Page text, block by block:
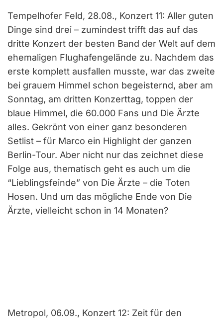
Tempelhofer Feld, 28.08., Konzert 11: Aller guten
Dinge sind drei – zumindest trifft das auf das
dritte Konzert der besten Band der Welt auf dem
ehemaligen Flughafengelände zu. Nachdem das
erste komplett ausfallen musste, war das zweite
bei grauem Himmel schon begeisternd, aber am
Sonntag, am dritten Konzerttag, toppen der
blaue Himmel, die 60.000 Fans und Die Ärzte
alles. Gekrönt von einer ganz besonderen
Setlist – für Marco ein Highlight der ganzen
Berlin-Tour. Aber nicht nur das zeichnet diese
Folge aus, thematisch geht es auch um die
“Lieblingsfeinde” von Die Ärzte – die Toten
Hosen. Und um das mögliche Ende von Die
Ärzte, vielleicht schon in 14 Monaten?
Metropol, 06.09., Konzert 12: Zeit für den